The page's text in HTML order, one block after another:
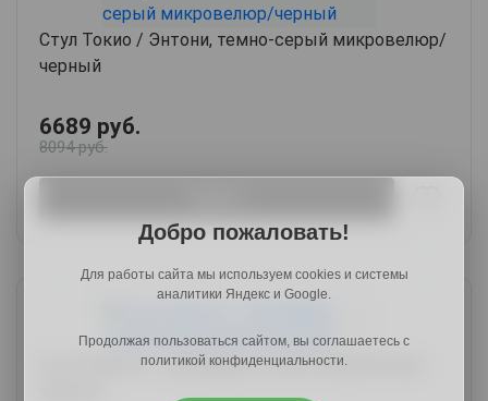
Стул Токио / Энтони, темно-серый микровелюр/
черный
6689 руб.
8094 руб.
Стул Соренто / Джеффри, синий микровелюр/
Добро пожаловать!
Для работы сайта мы используем cookies и системы
аналитики Яндекс и Google.
Продолжая пользоваться сайтом, вы соглашаетесь с
политикой конфиденциальности.